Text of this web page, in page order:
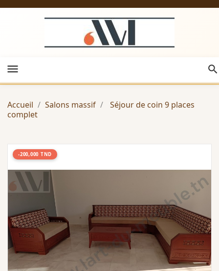
menu
Accueil Salons massif
Séjour de coin 9 places
complet
-200,000 TND